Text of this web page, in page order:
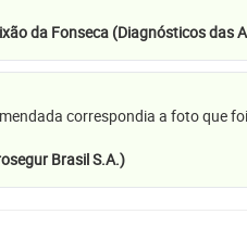
da Fonseca (Diagnósticos das
correspondia a foto que
Brasil S.A.)